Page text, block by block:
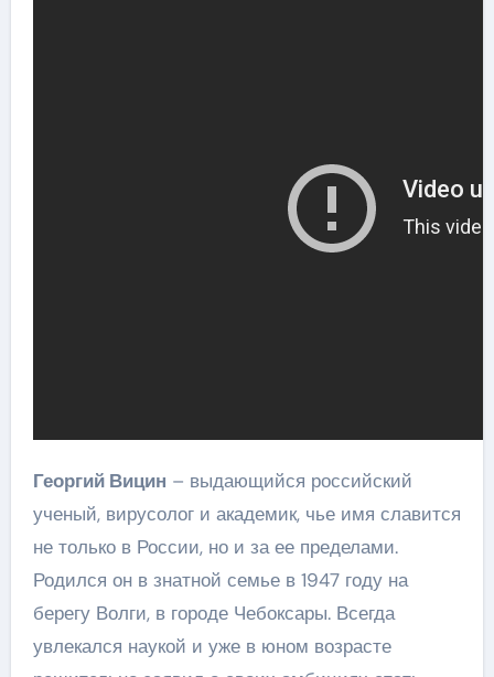
Георгий Вицин – выдающийся российский
ученый, вирусолог и академик, чье имя славится
не только в России, но и за ее пределами.
Родился он в знатной семье в 1947 году на
берегу Волги, в городе Чебоксары. Всегда
увлекался наукой и уже в юном возрасте